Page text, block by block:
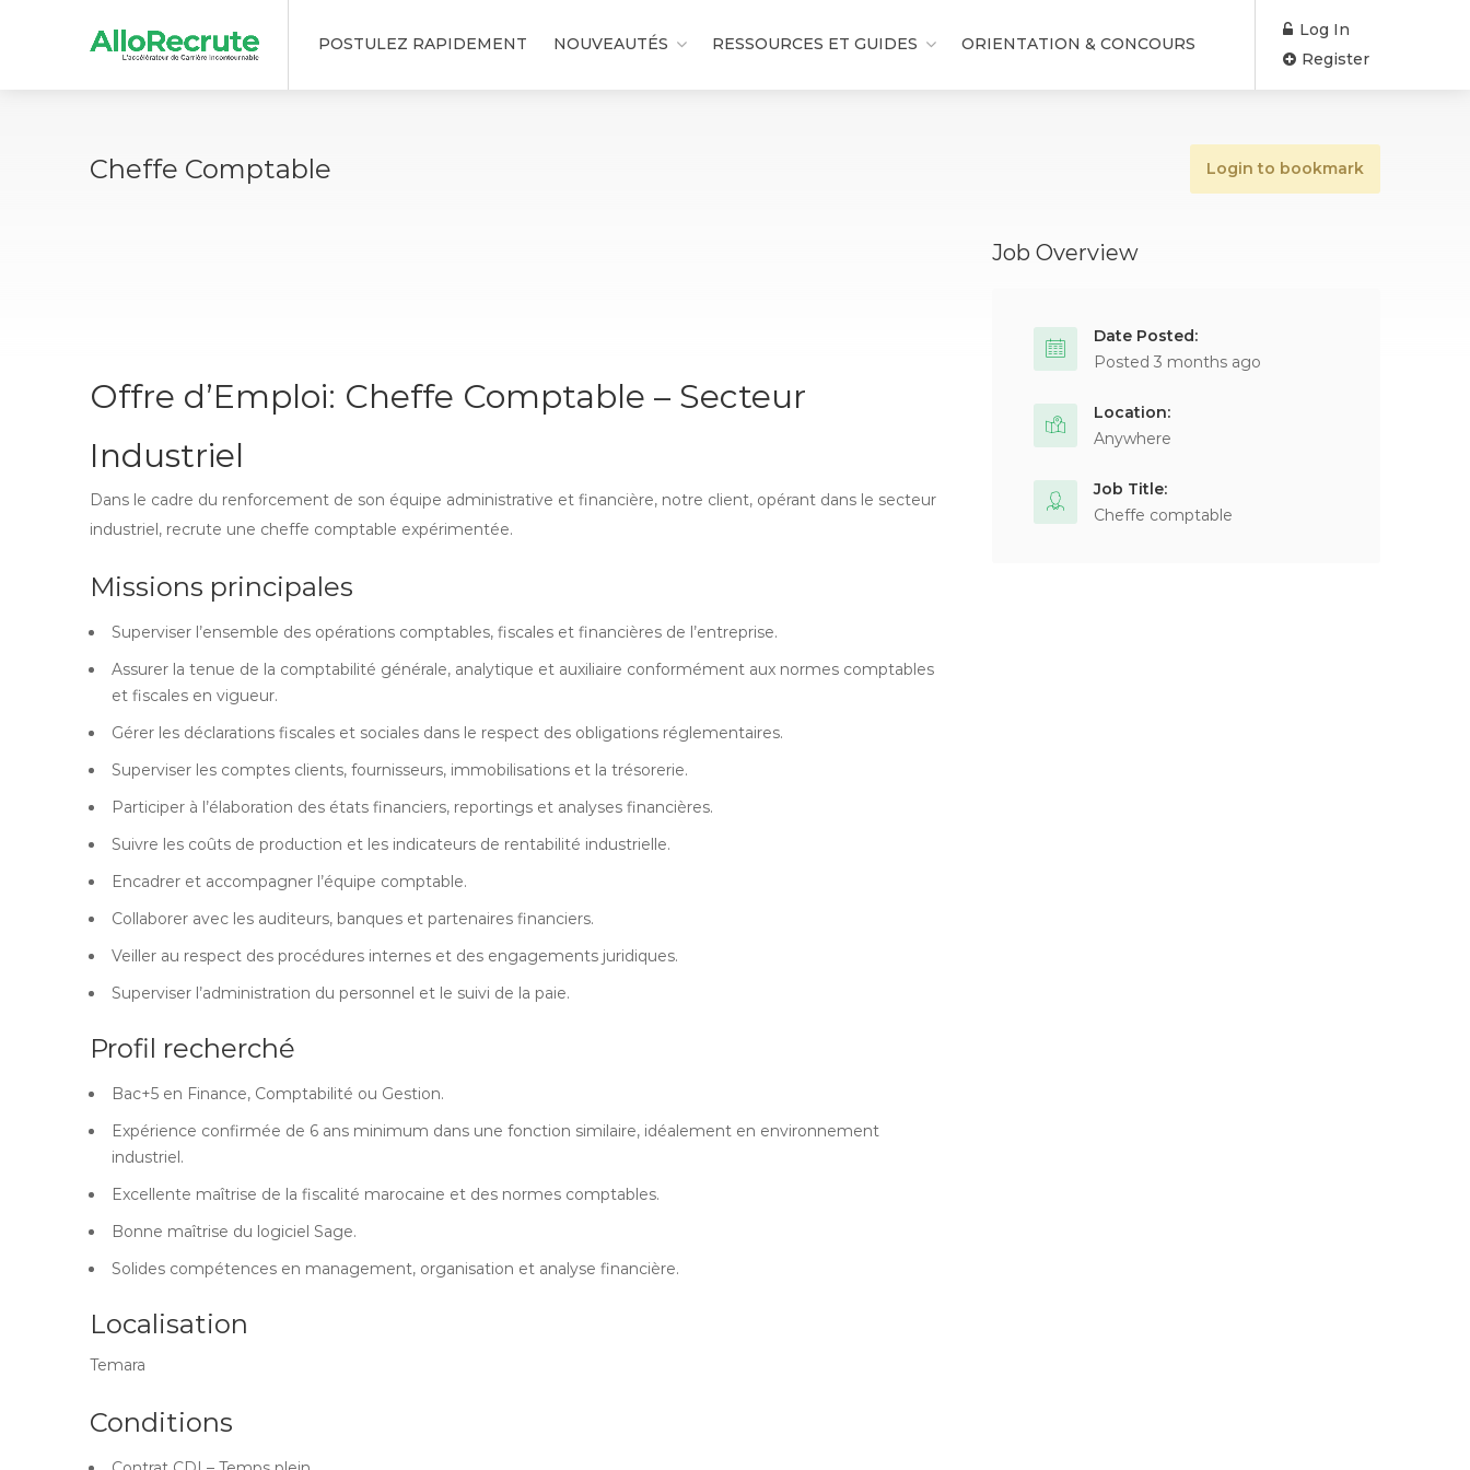
POSTULEZ RAPIDEMENT NOUVEAUTÉS RESSOURCES ET GUIDES ORIENTATION & CONCOURS
Log In
Register
Cheffe Comptable Login to bookmark
Offre d’Emploi: Cheffe Comptable – Secteur
Industriel
Dans le cadre du renforcement de son équipe administrative et financière, notre client, opérant dans le secteur
industriel, recrute une cheffe comptable expérimentée.
Missions principales
Superviser l’ensemble des opérations comptables, fiscales et financières de l’entreprise.
Assurer la tenue de la comptabilité générale, analytique et auxiliaire conformément aux normes comptables
et fiscales en vigueur.
Gérer les déclarations fiscales et sociales dans le respect des obligations réglementaires.
Superviser les comptes clients, fournisseurs, immobilisations et la trésorerie.
Participer à l’élaboration des états financiers, reportings et analyses financières.
Suivre les coûts de production et les indicateurs de rentabilité industrielle.
Encadrer et accompagner l’équipe comptable.
Collaborer avec les auditeurs, banques et partenaires financiers.
Veiller au respect des procédures internes et des engagements juridiques.
Superviser l’administration du personnel et le suivi de la paie.
Profil recherché
Bac+5 en Finance, Comptabilité ou Gestion.
Expérience confirmée de 6 ans minimum dans une fonction similaire, idéalement en environnement
industriel.
Excellente maîtrise de la fiscalité marocaine et des normes comptables.
Bonne maîtrise du logiciel Sage.
Solides compétences en management, organisation et analyse financière.
Localisation
Temara
Conditions
Job Overview
Date Posted:
Posted 3 months ago
Location:
Anywhere
Job Title:
Cheffe comptable